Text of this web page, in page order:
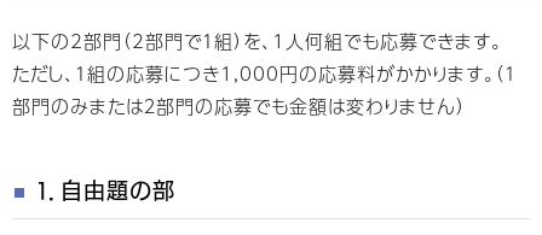
以下の2部門（2部門で１組）を、1人何組でも応募できます。
ただし、１組の応募につき1,000円の応募料がかかります。（１
部門のみまたは２部門の応募でも金額は変わりません）
１．自由題の部